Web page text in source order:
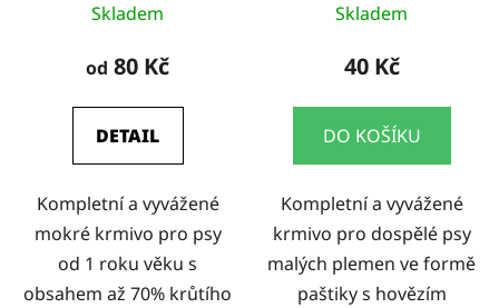
Skladem
od 80 Kč
DETAIL
Kompletní a vyvážené
mokré krmivo pro psy
od 1 roku věku s
obsahem až 70% krůtího
Skladem
40 Kč
DO KOŠÍKU
Kompletní a vyvážené
krmivo pro dospělé psy
malých plemen ve formě
paštiky s hovězím